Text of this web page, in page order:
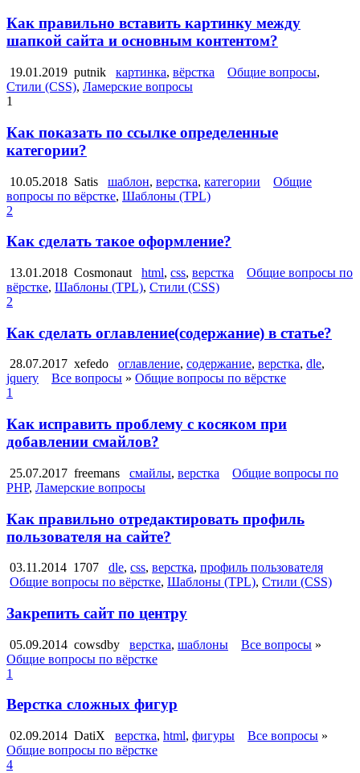
Как правильно вставить картинку между
шапкой сайта и основным контентом?
19.01.2019 putnik картинка, вёрстка Общие вопросы,
Стили (CSS), Ламерские вопросы
1
Как показать по ссылке определенные
категории?
10.05.2018 Satis шаблон, верстка, категории
Общие
вопросы по вёрстке, Шаблоны (TPL)
2
Как сделать такое оформление?
13.01.2018 Cosmonaut html, css, верстка
Общие вопросы по
вёрстке, Шаблоны (TPL), Стили (CSS)
2
Как сделать оглавление(содержание) в статье?
28.07.2017 xefedo оглавление, содержание, верстка, dle,
jquery
Все вопросы » Общие вопросы по вёрстке
1
Как исправить проблему с косяком при
добавлении смайлов?
25.07.2017 freemans смайлы, верстка
Общие вопросы по
PHP, Ламерские вопросы
Как правильно отредактировать профиль
пользователя на сайте?
03.11.2014 1707 dle, css, верстка, профиль пользователя
Общие вопросы по вёрстке, Шаблоны (TPL), Стили (CSS)
Закрепить сайт по центру
05.09.2014 cowsdby верстка, шаблоны Все вопросы »
Общие вопросы по вёрстке
1
Верстка сложных фигур
02.09.2014 DatiX верстка, html, фигуры Все вопросы »
Общие вопросы по вёрстке
4